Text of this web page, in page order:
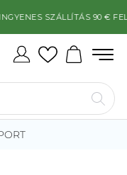
SZÁLLÍTÁS 90 €